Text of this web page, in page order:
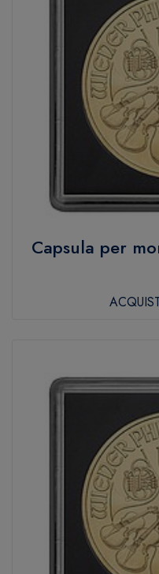
Capsula per